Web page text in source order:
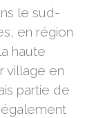
le sud-
en région
haute
village en
partie de